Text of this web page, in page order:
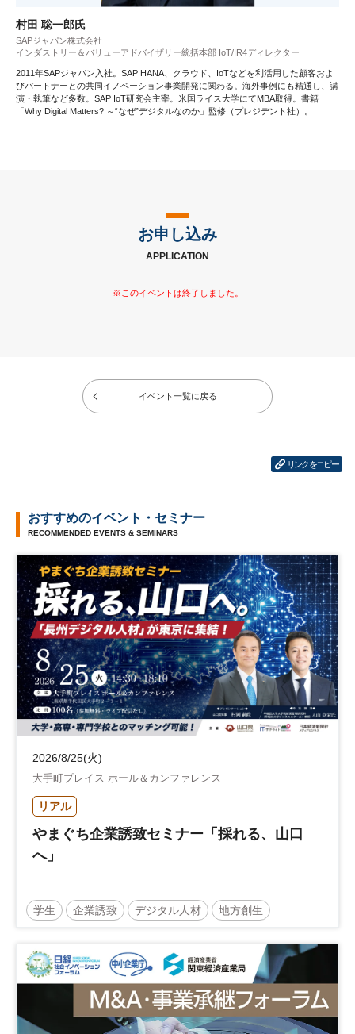
村田 聡一郎氏
SAPジャパン株式会社
インダストリー＆バリューアドバイザリー統括本部 IoT/IR4ディレクター
2011年SAPジャパン入社。SAP HANA、クラウド、IoTなどを利活用した顧客およ
びパートナーとの共同イノベーション事業開発に関わる。海外事例にも精通し、講
演・執筆など多数。SAP IoT研究会主宰。米国ライス大学にてMBA取得。書籍
「Why Digital Matters? ～“なぜ”デジタルなのか」監修（プレジデント社）。
お申し込み
APPLICATION
イベント一覧に戻る
リンクをコピー
おすすめのイベント・セミナー
RECOMMENDED EVENTS & SEMINARS
2026/8/25(火)
大手町プレイス ホール＆カンファレンス
リアル
やまぐち企業誘致セミナー「採れる、山口
へ」
学生 企業誘致 デジタル人材 地方創生
地域活性化 自治体